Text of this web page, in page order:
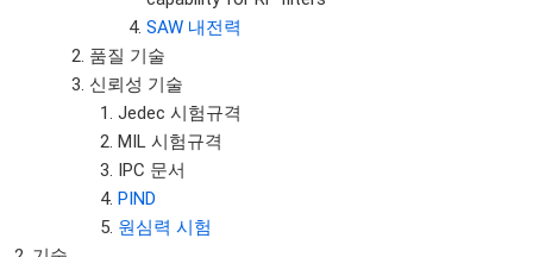
SAW 내전력
품질 기술
신뢰성 기술
Jedec 시험규격
MIL 시험규격
IPC 문서
PIND
원심력 시험